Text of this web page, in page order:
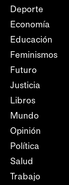
Deporte
Economía
Educación
Feminismos
Futuro
Justicia
Libros
Mundo
Opinión
Política
Salud
Trabajo